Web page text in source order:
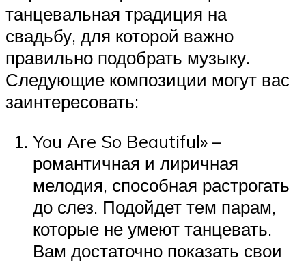
танцевальная традиция на
свадьбу, для которой важно
правильно подобрать музыку.
Следующие композиции могут вас
заинтересовать:
You Are So Beautiful» –
романтичная и лиричная
мелодия, способная растрогать
до слез. Подойдет тем парам,
которые не умеют танцевать.
Вам достаточно показать свои